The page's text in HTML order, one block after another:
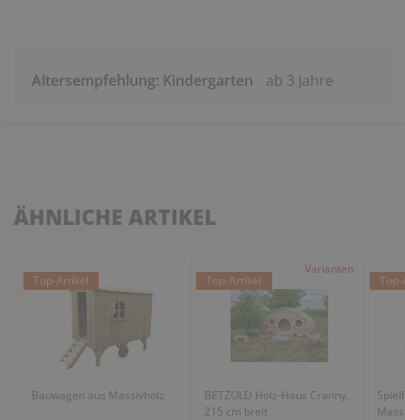
Altersempfehlung: Kindergarten ab 3 Jahre
ÄHNLICHE ARTIKEL
Top-Artikel
Bauwagen aus Massivholz
Varianten
Top-Artikel
BETZOLD Holz-Haus Cranny,
215 cm breit